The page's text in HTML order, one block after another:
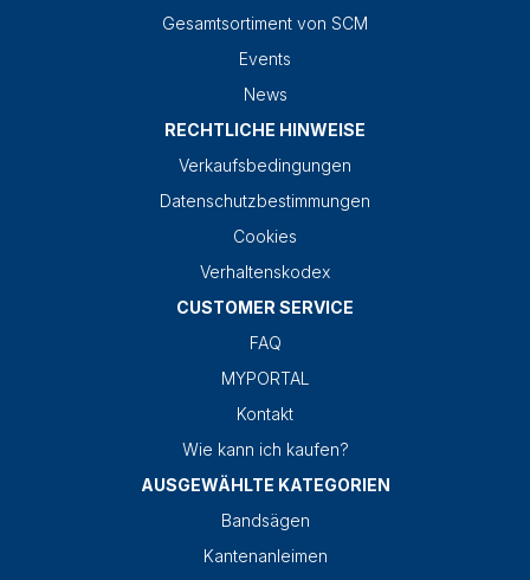
Gesamtsortiment von SCM
Events
News
RECHTLICHE HINWEISE
Verkaufsbedingungen
Datenschutzbestimmungen
Cookies
Verhaltenskodex
CUSTOMER SERVICE
FAQ
MYPORTAL
Kontakt
Wie kann ich kaufen?
AUSGEWÄHLTE KATEGORIEN
Bandsägen
Kantenanleimen